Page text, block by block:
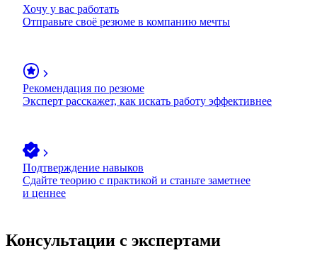
Хочу у вас работать
Отправьте своё резюме в компанию мечты
Рекомендация по резюме
Эксперт расскажет, как искать работу эффективнее
Подтверждение навыков
Сдайте теорию с практикой и станьте заметнее
и ценнее
Консультации с экспертами